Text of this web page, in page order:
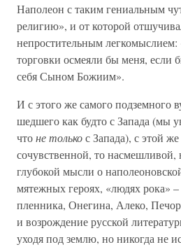
Наполеон с таким гениальным
религию», и от которой
непростительным
торговки осмеяли бы меня, если
себя Сыном Божиим».
И с этого же самого подземного
шедшего как будто с Запада (мы
чтоне толькос Запада), с этой
сочувственной, то насмешливой,
глубокой мысли о
мятежных героях, «людях рока» –
пленника, Онегина, Алеко,
и возрождение русской
уходя под землю, но никогда не